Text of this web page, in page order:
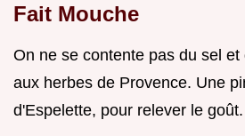
Fait Mouche
On ne se contente pas du sel
aux herbes de Provence. Une
d'Espelette, pour relever le goût.